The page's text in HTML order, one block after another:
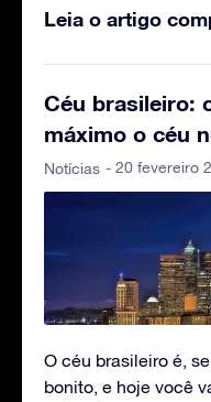
Leia o artigo
Céu brasileiro:
máximo o céu
Notícias - 20 fevereiro
O céu brasileiro é,
bonito, e hoje você